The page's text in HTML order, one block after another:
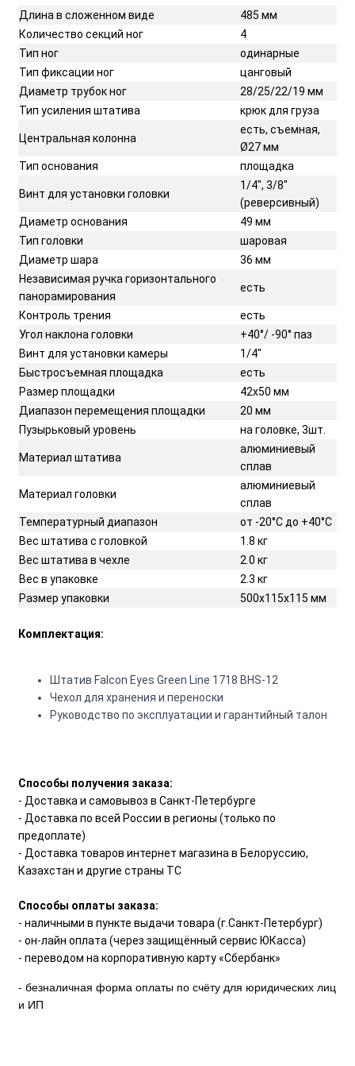
Длина в сложенном виде
485 мм
Количество секций ног
4
Тип ног
одинарные
Тип фиксации ног
цанговый
Диаметр трубок ног
28/25/22/19 мм
Тип усиления штатива
крюк для груза
Центральная колонна
есть, съемная,
Ø27 мм
Тип основания
площадка
Винт для установки головки
1/4", 3/8"
(реверсивный)
Диаметр основания
49 мм
Тип головки
шаровая
Диаметр шара
36 мм
Независимая ручка горизонтального
панорамирования
есть
Контроль трения
есть
Угол наклона головки
+40°/ -90° паз
Винт для установки камеры
1/4"
Быстросъемная площадка
есть
Размер площадки
42х50 мм
Диапазон перемещения площадки
20 мм
Пузырьковый уровень
на головке, 3шт.
Материал штатива
алюминиевый
сплав
Материал головки
алюминиевый
сплав
Температурный диапазон
от -20°C до +40°C
Вес штатива с головкой
1.8 кг
Вес штатива в чехле
2.0 кг
Вес в упаковке
2.3 кг
Размер упаковки
500х115х115 мм
Комплектация:
Штатив Falcon Eyes Green Line 1718 BHS-12
Чехол для хранения и переноски
Руководство по эксплуатации и гарантийный талон
Способы получения заказа:
- Доставка и самовывоз в Санкт-Петербурге
- Доставка по всей России в регионы (только по
предоплате)
- Доставка товаров интернет магазина в Белоруссию,
Казахстан и другие страны ТС
Способы оплаты заказа:
- наличными в пункте выдачи товара (г.Санкт-Петербург)
- он-лайн оплата (через защищённый сервис ЮКасса)
- переводом на корпоративную карту «Сбербанк»
- безналичная форма оплаты по счёту для юридических лиц
и ИП